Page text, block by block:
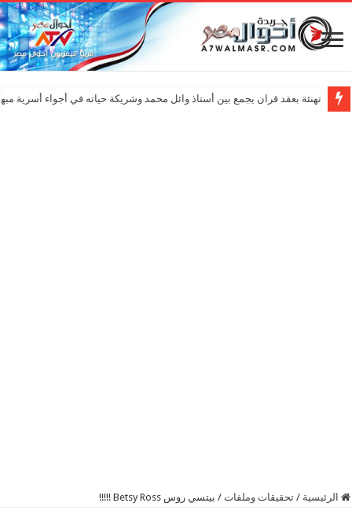
تهنئة بعقد قران يجمع بين أستاذ وائل محمد وشريكة حياته في أجواء أسرية
لأول مرة… أداب المنضورة تطلق نشرة أخبار بـ”الذكاء الاصطناعي”
الرئيسية / تحقيقات وملفات / بيتسي روس Betsy Ross !!!!!